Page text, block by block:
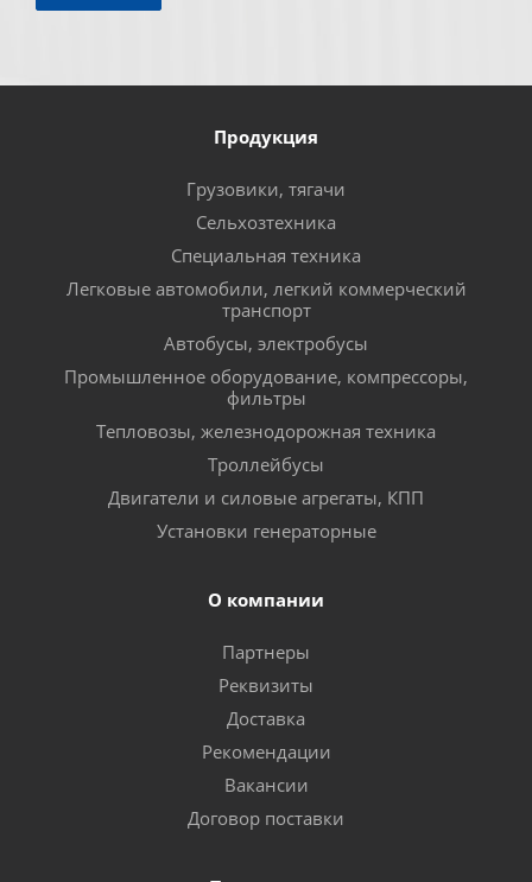
Продукция
Грузовики, тягачи
Сельхозтехника
Специальная техника
Легковые автомобили, легкий коммерческий
транспорт
Автобусы, электробусы
Промышленное оборудование, компрессоры,
фильтры
Тепловозы, железнодорожная техника
Троллейбусы
Двигатели и силовые агрегаты, КПП
Установки генераторные
О компании
Партнеры
Реквизиты
Доставка
Рекомендации
Вакансии
Договор поставки